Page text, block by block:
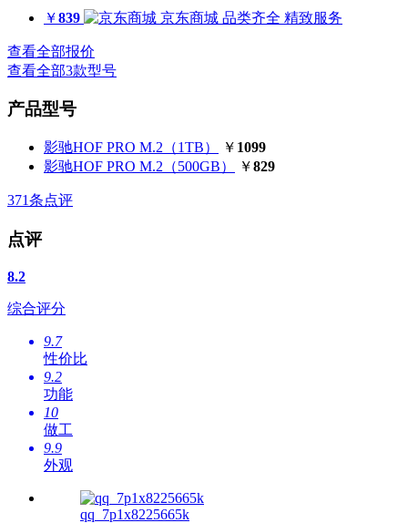
￥839 京东商城 品类齐全 精致服务
查看全部报价
查看全部3款型号
产品型号
影驰HOF PRO M.2（1TB） ￥ 1099
影驰HOF PRO M.2（500GB）
￥829
371条点评
点评
8.2
综合评分
9.7
性价比
9.2
功能
10
做工
9.9
外观
qq_7p1x8225665k